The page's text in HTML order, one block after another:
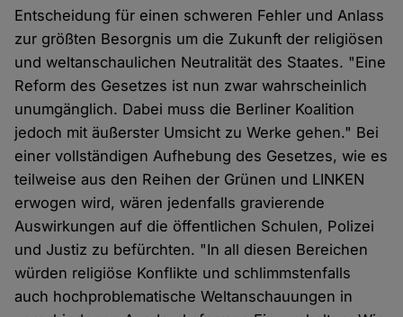
Entscheidung für einen schweren Fehler und Anlass
zur größten Besorgnis um die Zukunft der religiösen
und weltanschaulichen Neutralität des Staates. "Eine
Reform des Gesetzes ist nun zwar wahrscheinlich
unumgänglich. Dabei muss die Berliner Koalition
jedoch mit äußerster Umsicht zu Werke gehen." Bei
einer vollständigen Aufhebung des Gesetzes, wie es
teilweise aus den Reihen der Grünen und LINKEN
erwogen wird, wären jedenfalls gravierende
Auswirkungen auf die öffentlichen Schulen, Polizei
und Justiz zu befürchten. "In all diesen Bereichen
würden religiöse Konflikte und schlimmstenfalls
auch hochproblematische Weltanschauungen in